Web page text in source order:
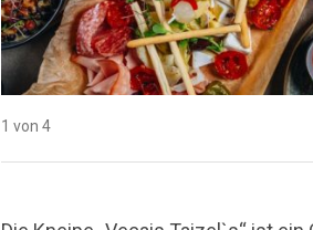
1 von 4
2 von 4
3 von 4
4 von 4